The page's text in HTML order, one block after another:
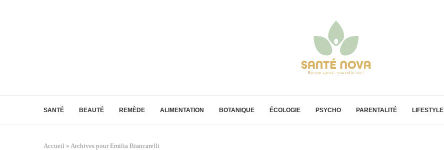
SANTÉ BEAUTÉ REMÈDE ALIMENTATION BOTANIQUE ÉCOLOGIE PSYCHO PARENTALITÉ LIFESTYLE
Accueil » Archives pour Emilia Biancarelli